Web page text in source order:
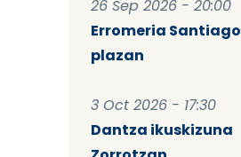
26 Sep 2026 - 20:00
Erromeria Santiago
plazan
3 Oct 2026 - 17:30
Dantza ikuskizuna